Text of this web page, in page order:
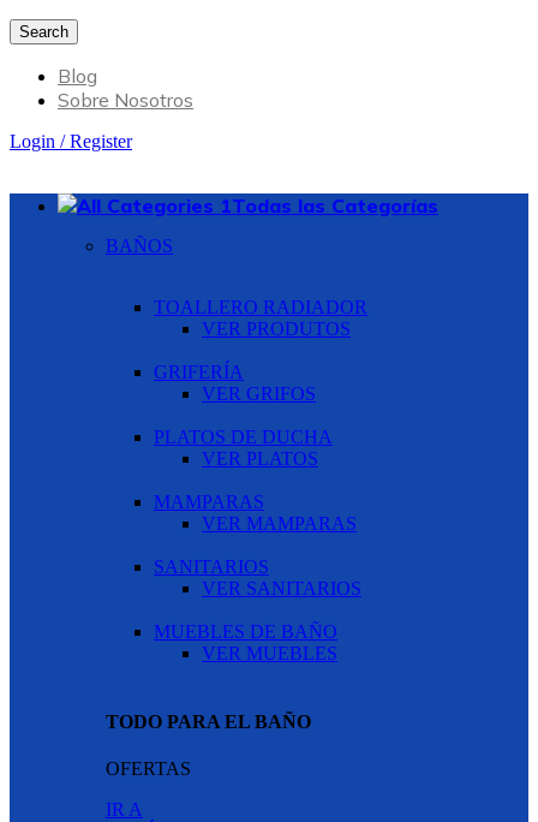
Search
Blog
Sobre Nosotros
Login / Register
Todas las Categorías
BAÑOS
TOALLERO RADIADOR
VER PRODUTOS
GRIFERÍA
VER GRIFOS
PLATOS DE DUCHA
VER PLATOS
MAMPARAS
VER MAMPARAS
SANITARIOS
VER SANITARIOS
MUEBLES DE BAÑO
VER MUEBLES
TODO PARA EL BAÑO
OFERTAS
IR A